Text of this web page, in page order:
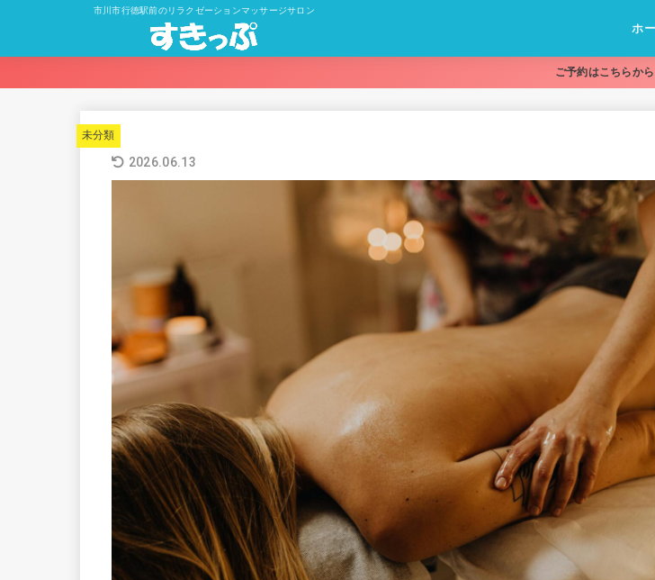
市川市行徳駅前のリラクゼーションマッサージサロン
ホ
ご予約はこちらから
未分類
2026.06.13